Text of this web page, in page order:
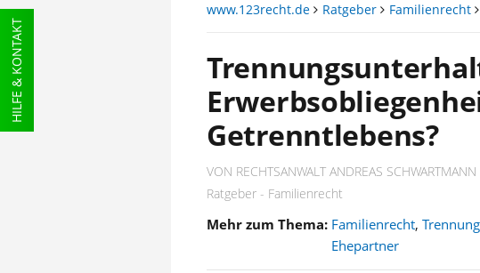
HILFE & KONTAKT
www.123recht.de Ratgeber Familienrecht
Getrenntlebens?
VON RECHTSANWALT ANDREAS SCHWARTMANN
Ratgeber - Familienrecht
Mehr zum Thema: Familienrecht,
Ehepartner